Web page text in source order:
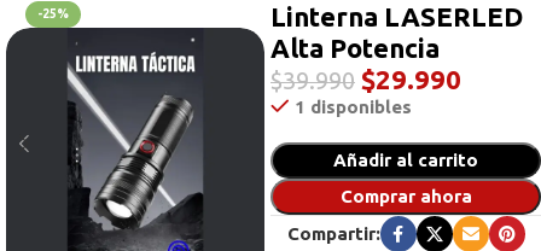
-25%
Linterna LASERLED
Alta Potencia
$39.990 $29.990
1 disponibles
Añadir al carrito
Comprar ahora
Compartir: